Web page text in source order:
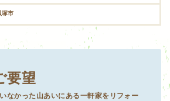
塚市
要望
なかった山あいにある一軒家をリフォー